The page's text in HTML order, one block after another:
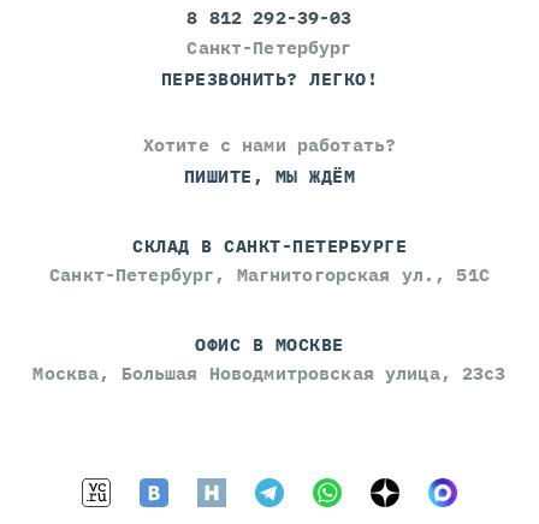
8 812 292-39-03
Санкт-Петербург
ПЕРЕЗВОНИТЬ? ЛЕГКО!
Хотите с нами работать?
ПИШИТЕ, МЫ ЖДЁМ
СКЛАД В САНКТ-ПЕТЕРБУРГЕ
Санкт-Петербург, Магнитогорская ул., 51С
ОФИС В МОСКВЕ
Москва, Большая Новодмитровская улица, 23с3